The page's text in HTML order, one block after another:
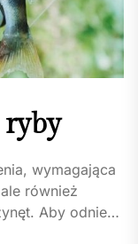
ryby
wymagająca
również
Aby odnieść